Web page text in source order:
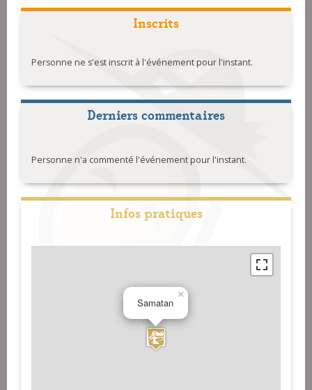
Inscrits
Personne ne s'est inscrit à l'événement pour l'instant.
Derniers commentaires
Personne n'a commenté l'événement pour l'instant.
Infos pratiques
Samatan
×